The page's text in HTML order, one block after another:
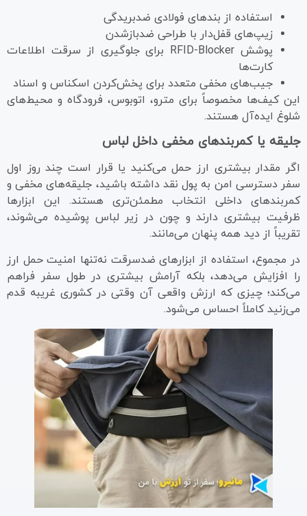
استفاده از بندهای فولادی ضدبریدگی
زیپ‌های قفل‌دار با طراحی ضدبازشدن
پوشش RFID-Blocker برای جلوگیری از سرقت اطلاعات
کارت‌ها
جیب‌های مخفی متعدد برای پخش‌کردن اسکناس و اسناد
این کیف‌ها مخصوصاً برای مترو، اتوبوس، فرودگاه و محیط‌های
شلوغ ایده‌آل هستند.
جلیقه یا کمربندهای مخفی داخل لباس
اگر مقدار بیشتری ارز حمل می‌کنید یا قرار است چند روز اول
سفر دسترسی امن به پول نقد داشته باشید، جلیقه‌های مخفی و
کمربندهای داخلی انتخاب مطمئن‌تری هستند. این ابزارها
ظرفیت بیشتری دارند و چون در زیر لباس پوشیده می‌شوند،
تقریباً از دید همه پنهان می‌مانند.
در مجموع، استفاده از ابزارهای ضدسرقت نه‌تنها امنیت حمل ارز
را افزایش می‌دهد، بلکه آرامش بیشتری در طول سفر فراهم
می‌کند؛ چیزی که ارزش واقعی آن وقتی در کشوری غریبه قدم
می‌زنید کاملاً احساس می‌شود.